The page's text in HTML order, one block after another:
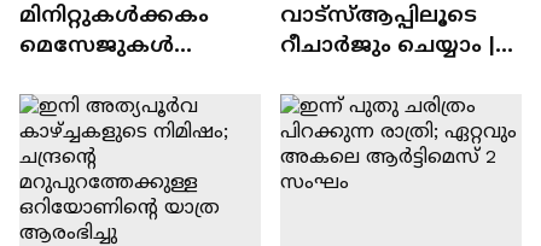
മിനിറ്റുകൾക്കകം
മെസേജുകള്‍
WhatsApp | Tech Talk
വാട്‌സ്‌ആപ്പിലൂടെ
റീചാർജും ചെയ്യാം |
Tech Talk